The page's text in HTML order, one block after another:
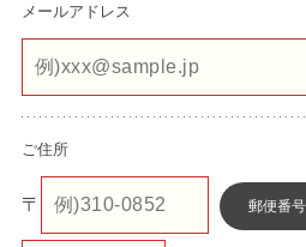
メールアドレス
ご住所
〒 郵便番